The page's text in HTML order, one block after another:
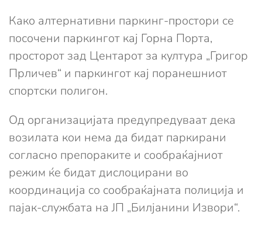
Како алтернативни паркинг-простори се
посочени паркингот кај Горна Порта,
просторот зад Центарот за култура „Григор
Прличев“ и паркингот кај поранешниот
спортски полигон.
Од организацијата предупредуваат дека
возилата кои нема да бидат паркирани
согласно препораките и сообраќајниот
режим ќе бидат дислоцирани во
координација со сообраќајната полиција и
пајак-службата на ЈП „Билјанини Извори“.